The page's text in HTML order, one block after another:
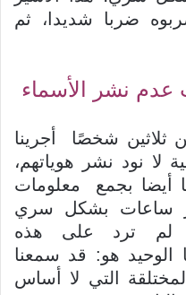
ضربا شديدا، ثم
نشر الأسماء
ثلاثين شخصًا أجرينا
لا نود نشر هوياتهم،
أيضا بجمع معلومات
ساعات بشكل سري
لم ترد على هذه
الوحيد هو: قد سمعنا
التي لا أساس